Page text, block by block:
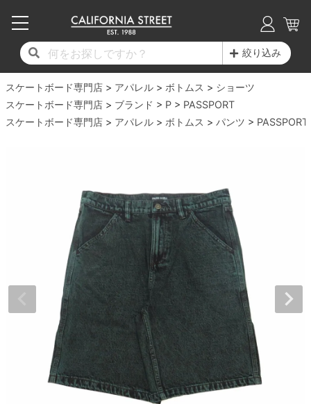
絞り込み
スケートボード専門店 アパレル ボトムス
ショーツ
スケートボード専門店
ブランド P
PASSPORT
スケートボード専門店
アパレル ボトムス パンツ PASSPORT
17時までのご注文は当日発送！
11,000円以上で送料無料！
毎月1日はポイント5倍！10日と20日は3倍！
コンプリートセット（完成品）
17時までのご注文は当日発送！
11,000円以上で送料無料！
毎月1日はポイント5倍！10日と20日は3倍！
デッキ新着一覧
サイズからデッキを選ぶ
子供用デッキ
7.0inch以下
7.2inch
8.0inch
17時までのご注文は当日発送！
11,000円以上で送料無料！
毎月1日はポイント5倍！10日と20日は3倍！
トラック新着一覧
適合デッキサイズから選ぶ
7.0inch以下
7.2inch
7.3inch
ウィール
17時までのご注文は当日発送！
11,000円以上で送料無料！
毎月1日はポイント5倍！10日と20日は3倍！
ウィール新着一覧
ウィールをサイズから選ぶ
50mm
51mm
52mm
スピットファイヤー F4（フォーミュラフォ
ボーンズ XF（エックスフォーミュラ）
ボーンズ STF（エスティーエフ）
パウエルペラルタ DF（ドラゴンフォーミュ
ベアリング
デッキテープ
ボルト
パーツ・その他
17時までのご注文は当日発送！
11,000円以上で送料無料！
毎月1日はポイント5倍！10日と20日は3倍！
シューズ新着一覧
シューズをサイズから選ぶ
20cm
21cm
22cm
25.5cm
インソール
シューレース・その他
17時までのご注文は当日発送！
11,000円以上で送料無料！
毎月1日はポイント5倍！10日と20日は3倍！
Tシャツ
ジャケット
パーカー
トレーナー・セーター
パンツ
ショーツ
長袖ボタンシャツ
17時までのご注文は当日発送！
11,000円以上で送料無料！
毎月1日はポイント5倍！10日と20日は3倍！
最新ブログ一覧
17時までのご注文は当日発送！
11,000円以上で送料無料！
毎月1日はポイント5倍！10日と20日は3倍！
初心者の方へ
スタッフおすすめアイテム
ブランド紹介
スケートパーク情報
17時までのご注文は当日発送！
11,000円以上で送料無料！
毎月1日はポイント5倍！10日と20日は3倍！
店舗情報
カリフォルニアストリートの歴史
プライバシーポリシー
特定商取引法に基づく表記